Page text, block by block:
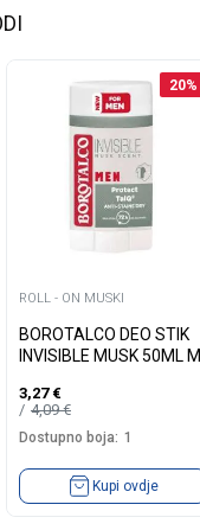
20%
ROLL - ON MUSKI
BOROTALCO DEO STIK
INVISIBLE MUSK 50ML M
3,27 €
4,09€
Dostupno boja: 1
Kupi ovdje